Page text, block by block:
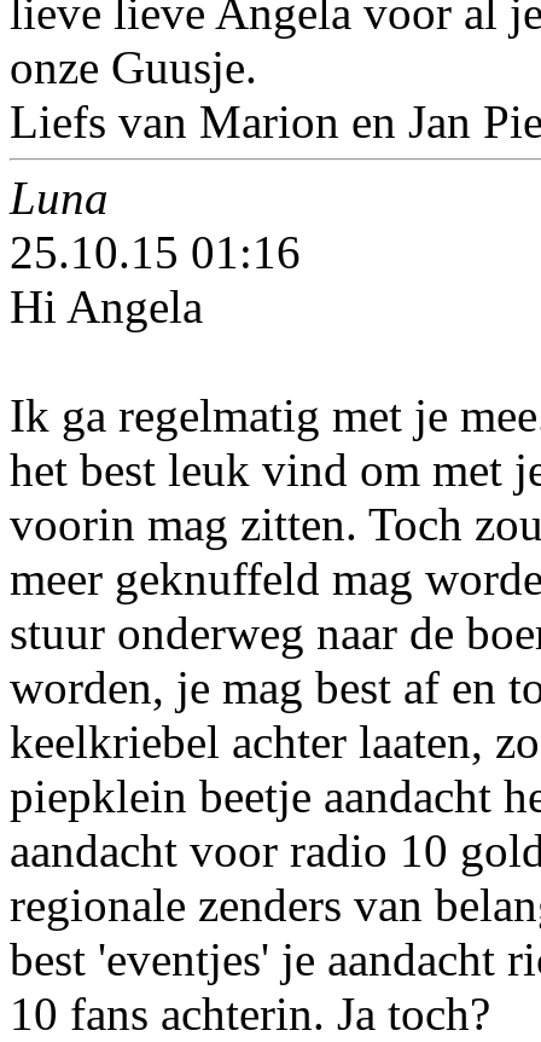
lieve lieve Angela voor al
onze Guusje.
Liefs van Marion en Jan
Luna
25.10.15 01:16
Hi Angela
Ik ga regelmatig met je
het best leuk vind om met
voorin mag zitten. Toch
meer geknuffeld mag
stuur onderweg naar de
worden, je mag best af en
keelkriebel achter laaten,
piepklein beetje aandacht
aandacht voor radio 10
regionale zenders van
best 'eventjes' je aandacht
10 fans achterin. Ja toch?